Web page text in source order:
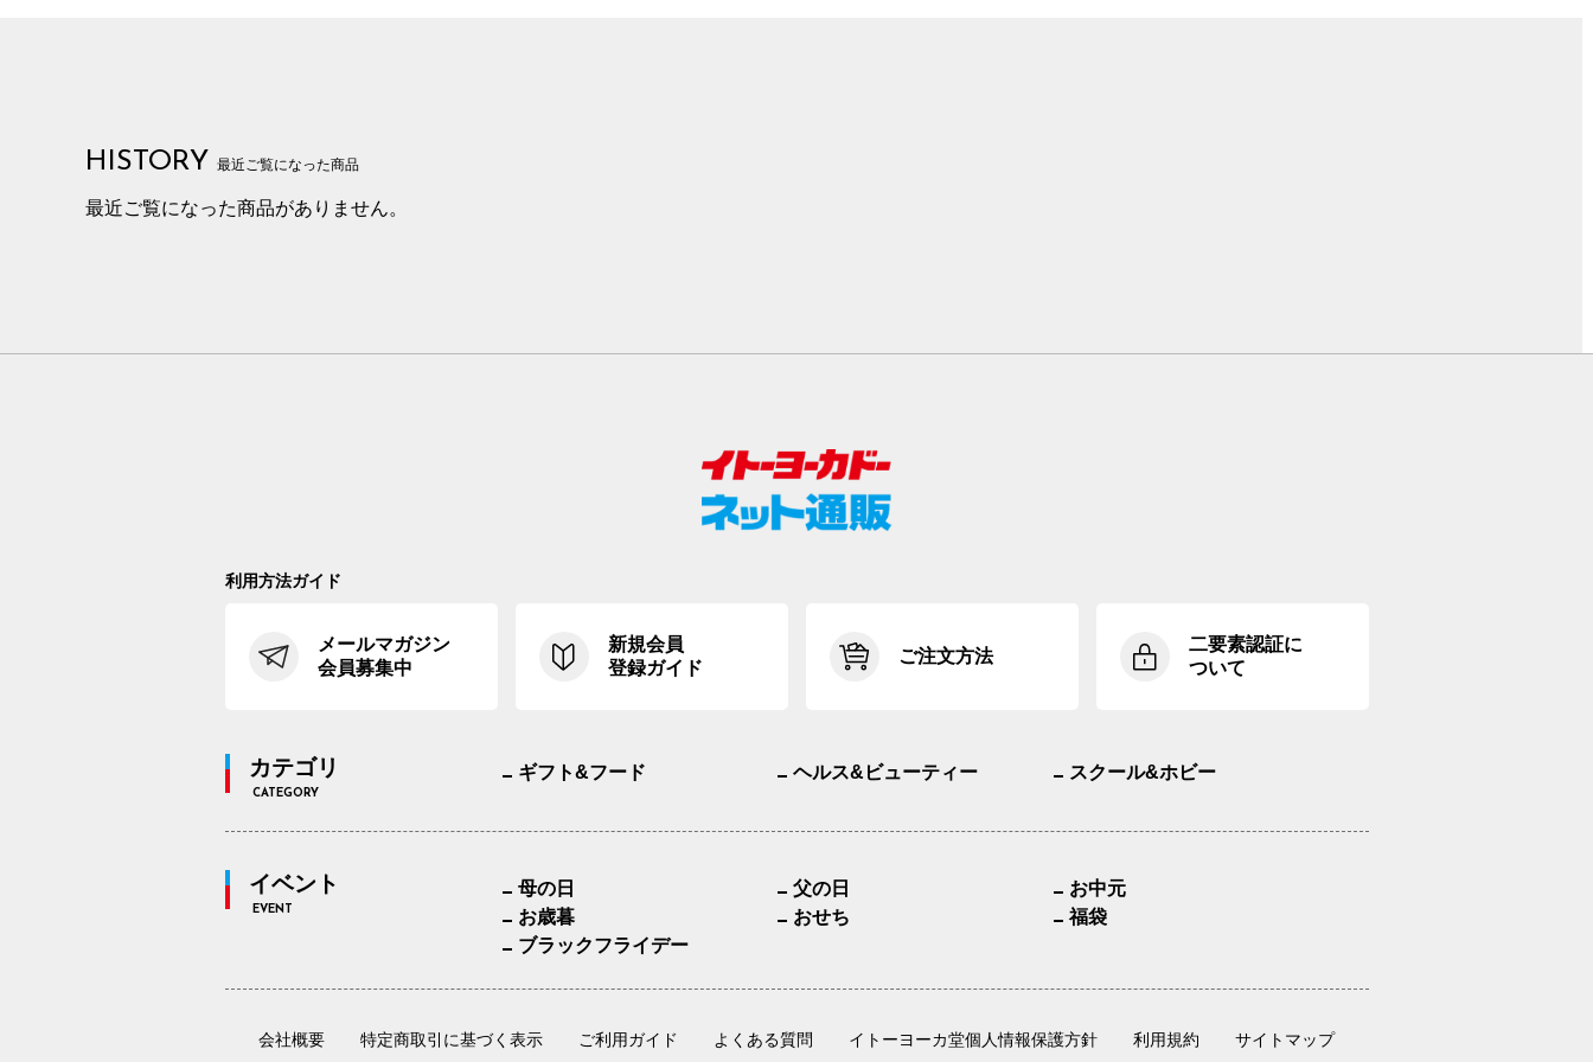
HISTORY 最近ご覧になった商品
最近ご覧になった商品がありません。
利用方法ガイド
メールマガジン
会員募集中
新規会員
登録ガイド
ご注文方法
二要素認証に
ついて
カテゴリ
CATEGORY
ギフト&フード ヘルス&ビューティー スクール&ホビー
イベント
EVENT
母の日 父の日
お中元
お歳暮
おせち
福袋
ブラックフライデー
会社概要 特定商取引に基づく表示 ご利用ガイド よくある質問 イトーヨーカ堂個人情報保護方針 利用規約 サイトマップ